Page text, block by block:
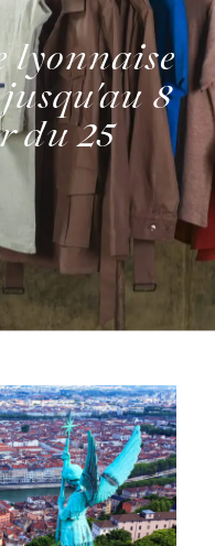
lyonnaise
8
du 25